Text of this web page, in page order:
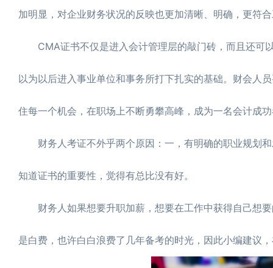
加明显，对企业财务状况的反映也更加清晰、明确，更符
CMA证书不仅是进入会计管理层的敲门砖，而且还可
以为以后进入事业单位和事务所打下扎实的基础。财会人
住每一个机会，在职场上不断勇攀高峰，成为一名会计成
财务人考证不外乎两个原因：一，有明确的职业规划和
知道证书的重要性，觉得有总比没有好。
财务人如果想要升职加薪，想要在工作中获得自己想要
是白费，也许白白浪费了几年备考的时光，因此小编建议